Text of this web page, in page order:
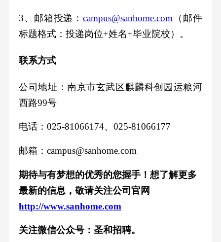
3、邮箱投递：campus@sanhome.com （邮件
标题格式：投递岗位+姓名+毕业院校）。
联系方式
公司地址：南京市玄武区麒麟科创园运粮河
西路99号
电话：025-81066174、025-81066177
邮箱：campus@sanhome.com
期待与有梦想的优秀的您握手！想了解更多
最新的信息 ，敬请关注公司官网
http://www.sanhome.com
关注微信公众号：圣和招聘。